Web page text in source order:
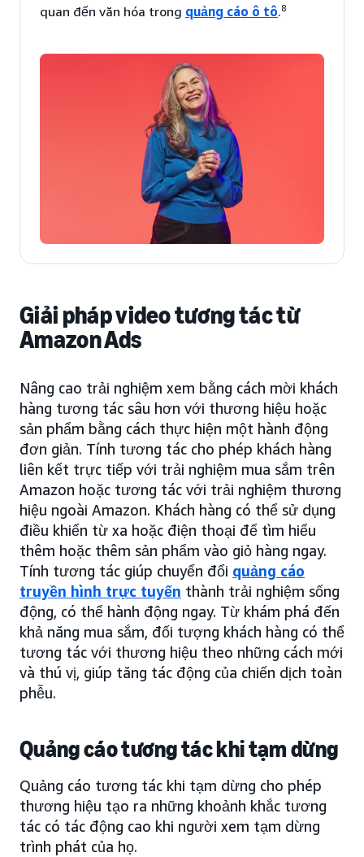
quan đến văn hóa trong quảng cáo ô tô.8
Giải pháp video tương tác từ
Amazon Ads
Nâng cao trải nghiệm xem bằng cách mời khách
hàng tương tác sâu hơn với thương hiệu hoặc
sản phẩm bằng cách thực hiện một hành động
đơn giản. Tính tương tác cho phép khách hàng
liên kết trực tiếp với trải nghiệm mua sắm trên
Amazon hoặc tương tác với trải nghiệm thương
hiệu ngoài Amazon. Khách hàng có thể sử dụng
điều khiển từ xa hoặc điện thoại để tìm hiểu
thêm hoặc thêm sản phẩm vào giỏ hàng ngay.
Tính tương tác giúp chuyển đổi quảng cáo
truyền hình trực tuyến thành trải nghiệm sống
động, có thể hành động ngay. Từ khám phá đến
khả năng mua sắm, đối tượng khách hàng có thể
tương tác với thương hiệu theo những cách mới
và thú vị, giúp tăng tác động của chiến dịch toàn
phễu.
Quảng cáo tương tác khi tạm dừng
Quảng cáo tương tác khi tạm dừng cho phép
thương hiệu tạo ra những khoảnh khắc tương
tác có tác động cao khi người xem tạm dừng
trình phát của họ.